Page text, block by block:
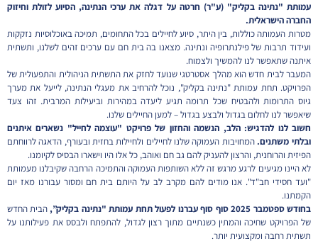
עמותת "נתינה בקליק" (ע"ר) חרטה על דגלה את ערכי הנתינה, הסיוע לזולת וחיזוק
החברה הישראלית.
מטרות העמותה כוללות, בין היתר, סיוע לחיילים בכל התחומים, תמיכה באוכלוסיות נזקקות
ועידוד תרבות של פילנתרופיה ונתינה. מצאנו בה בית חם עם ערכים זהים לשלנו, ותשתית
איתנה שתאפשר לנו להמשיך ולצמוח.
המעבר לבית חדש הוא מהלך אסטרטגי שנועד לחזק את התשתית הניהולית והתפעולית של
הפרויקט. תחת עמותת "נתינה בקליק", נוכל להרחיב את מעגלי הנתינה, לייעל את מערך
גיוס התרומות ולהבטיח שכל תרומה תגיע ליעדה במהירות וביעילות המרבית. זהו צעד
שיאפשר לנו לחלום בגדול ולבצע בגדול – למען החיילים שלנו.
חשוב לנו להדגיש: הלב, הנשמה והחזון של פרויקט "עוצמה לחייל" נשארים איתנים
ובלתי משתנים. המחויבות העמוקה שלנו לחיילים ולחיילות בחזית ובעורף, הדאגה לרווחתם
הפיזית והרוחנית, והרצון להעניק להם גב חם ואוהב, כל אלו היו וישארו הבסיס לקיומנו.
לא היינו מגיעים לרגע מרגש זה ללא השותפות העמוקה והתמיכה הרחבה שקיבלנו מעמותת
"ועד חסידי חב"ד". אנו מודים להם מקרב לב על היותם בית חם ומסור עבורנו מאז יום
הקמתנו.
בחודש ספטמבר 2025 סוף סוף עברנו לפעול תחת עמותת "נתינה בקליק”,
הבית החדש
של הפרויקט שחיכה והמתין כשנתיים מתוך רצון לגדול, להתפתח ולבסס את פעילותנו על
תשתית רחבה ומקצועית יותר.